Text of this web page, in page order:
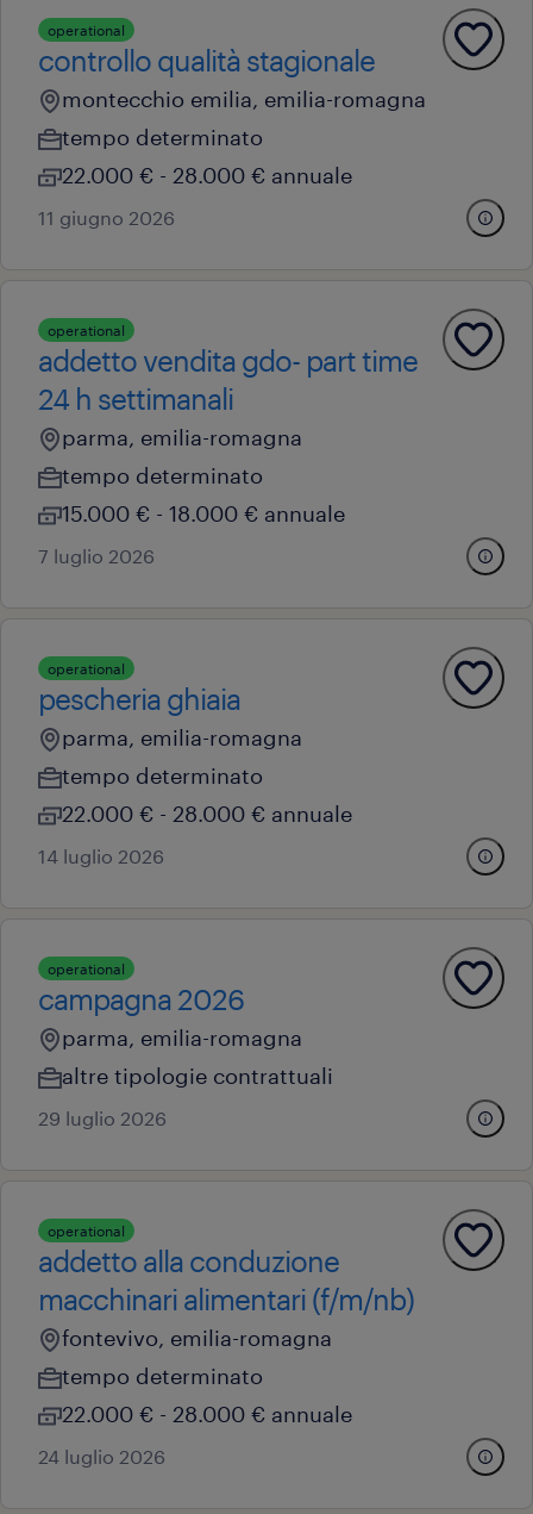
operational
controllo qualità stagionale
montecchio emilia, emilia-romagna
tempo determinato
22.000 € - 28.000 € annuale
11 giugno 2026
operational
addetto vendita gdo- part time
24 h settimanali
parma, emilia-romagna
tempo determinato
15.000 € - 18.000 € annuale
7 luglio 2026
operational
pescheria ghiaia
parma, emilia-romagna
tempo determinato
22.000 € - 28.000 € annuale
14 luglio 2026
operational
campagna 2026
parma, emilia-romagna
altre tipologie contrattuali
29 luglio 2026
operational
addetto alla conduzione
macchinari alimentari (f/m/nb)
fontevivo, emilia-romagna
tempo determinato
22.000 € - 28.000 € annuale
24 luglio 2026